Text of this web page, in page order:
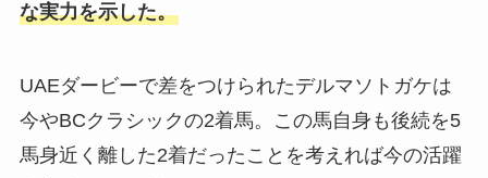
な実力を示した。
UAEダービーで差をつけられたデルマソトガケは
今やBCクラシックの2着馬。この馬自身も後続を5
馬身近く離した2着だったことを考えれば今の活躍